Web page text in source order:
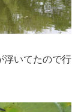
浮いてたので行